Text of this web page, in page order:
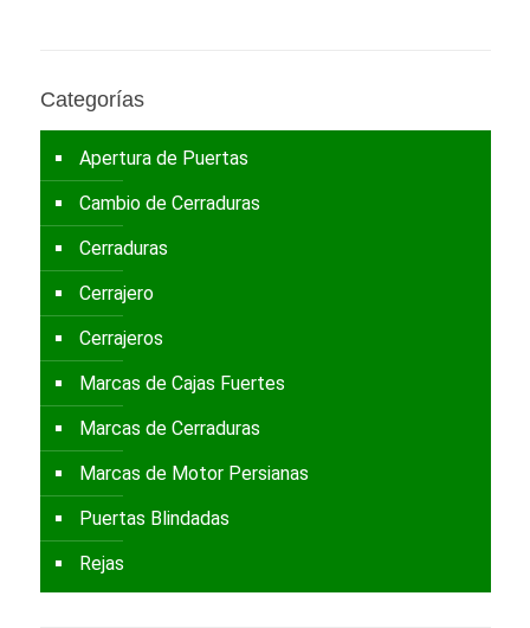
Categorías
Apertura de Puertas
Cambio de Cerraduras
Cerraduras
Cerrajero
Cerrajeros
Marcas de Cajas Fuertes
Marcas de Cerraduras
Marcas de Motor Persianas
Puertas Blindadas
Rejas